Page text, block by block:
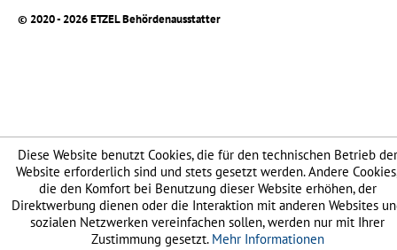
© 2020 - 2026 ETZEL Behördenausstatter
Diese Website benutzt Cookies, die für den technischen Betrieb der
Website erforderlich sind und stets gesetzt werden. Andere
die den Komfort bei Benutzung dieser Website erhöhen, der
Direktwerbung dienen oder die Interaktion mit anderen Websites
sozialen Netzwerken vereinfachen sollen, werden nur mit Ihrer
Zustimmung gesetzt. Mehr Informationen